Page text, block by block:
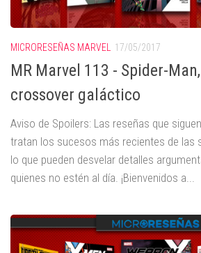
MICRORESEÑAS MARVEL 17/05/2017
MR Marvel 113 - Spider-
crossover galáctico
Aviso de Spoilers: Las reseñas que
tratan los sucesos más recientes de las
lo que pueden desvelar detalles
quienes no estén al día. ¡Bienvenidos a...